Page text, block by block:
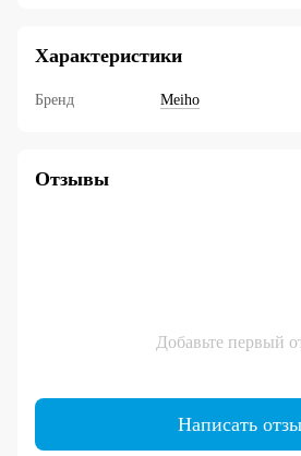
Характеристики
Бренд Meiho
Отзывы
Добавьте первый
Написать